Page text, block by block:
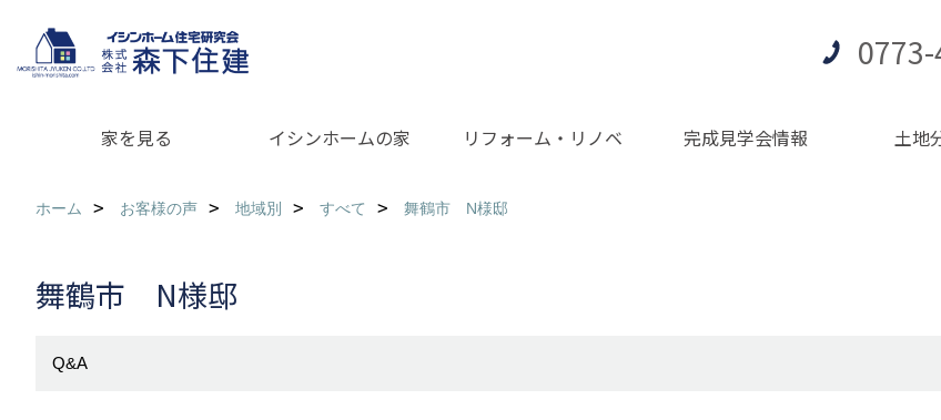
家を見る イシンホームの家 リフォーム・リノベ 完成見学会情報 土地
ホーム お客様の声 地域別 すべて 舞鶴市 N様邸
舞鶴市 N様邸
Q&A